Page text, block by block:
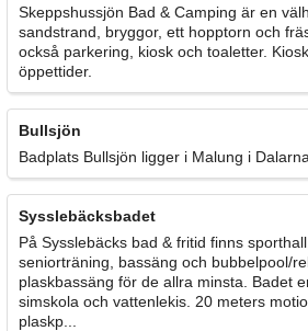
Skeppshussjön Bad & Camping är en
sandstrand, bryggor, ett hopptorn och
också parkering, kiosk och toaletter.
öppettider.
Bullsjön
Badplats Bullsjön ligger i Malung i
Sysslebäcksbadet
På Sysslebäcks bad & fritid finns
seniorträning, bassäng och bubbelpool/
plaskbassäng för de allra minsta. Badet
simskola och vattenlekis. 20 meters
plaskp...